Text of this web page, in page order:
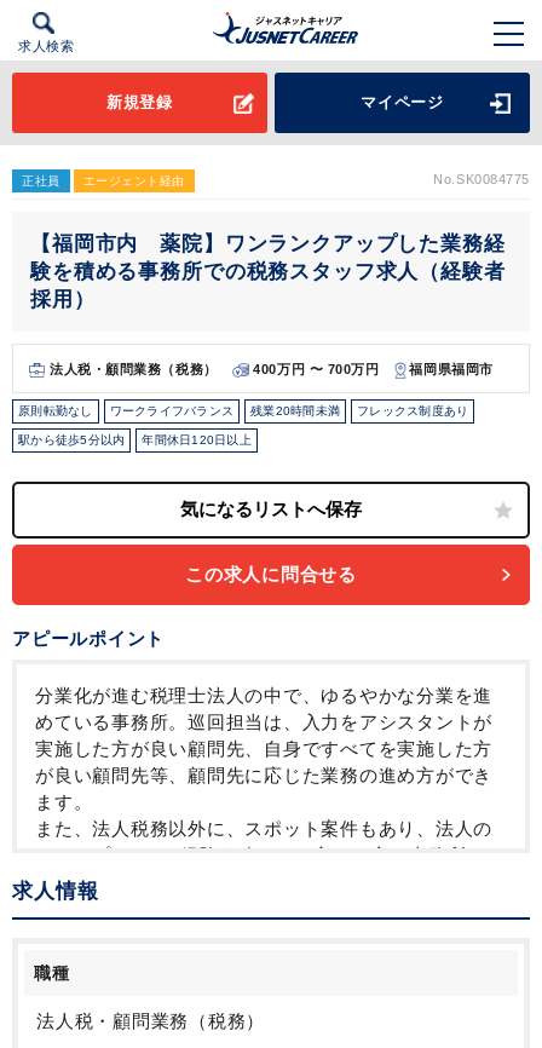
求人検索
新規登録 マイページ
正社員 エージェント経由 No.SK0084775
【福岡市内 薬院】ワンランクアップした業務経
験を積める事務所での税務スタッフ求人（経験者
採用）
法人税・顧問業務（税務） 400万円 〜 700万円 福岡県福岡市
原則転勤なし ワークライフバランス 残業20時間未満 フレックス制度あり
駅から徒歩5分以内 年間休日120日以上
この求人に問合せる
アピールポイント
分業化が進む税理士法人の中で、ゆるやかな分業を進
めている事務所。巡回担当は、入力をアシスタントが
実施した方が良い顧問先、自身ですべてを実施した方
が良い顧問先等、顧問先に応じた業務の進め方ができ
ます。
また、法人税務以外に、スポット案件もあり、法人の
みからプラスαの経験を積みたい方には良い事務所で
す。
また、みなし残業制度はなく、フレックスタイム、有
す。
求人情報
職種
法人税・顧問業務（税務）